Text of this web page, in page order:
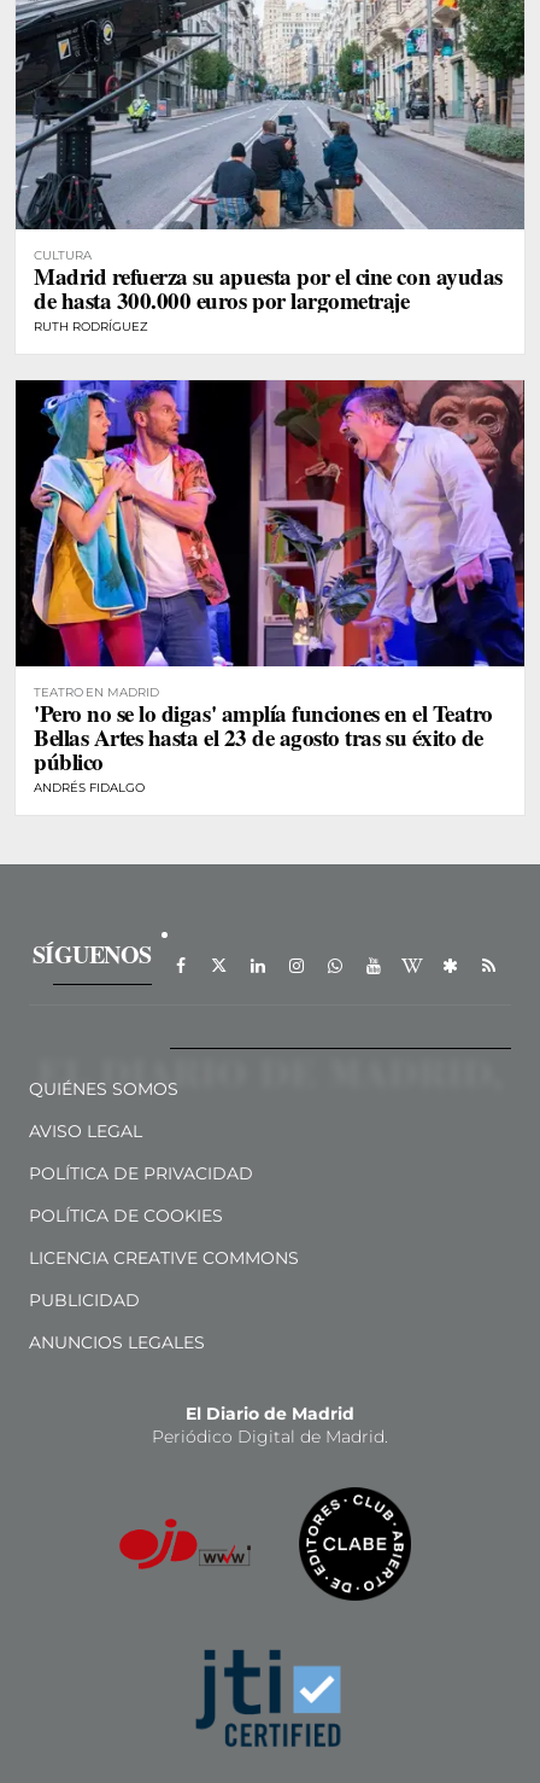
CULTURA
Madrid refuerza su apuesta por el cine con ayudas
de hasta 300.000 euros por largometraje
RUTH RODRÍGUEZ
TEATRO EN MADRID
'Pero no se lo digas' amplía funciones en el Teatro
Bellas Artes hasta el 23 de agosto tras su éxito de
público
ANDRÉS FIDALGO
SÍGUENOS
QUIÉNES SOMOS
AVISO LEGAL
POLÍTICA DE PRIVACIDAD
POLÍTICA DE COOKIES
LICENCIA CREATIVE COMMONS
PUBLICIDAD
ANUNCIOS LEGALES
El Diario de Madrid
Periódico Digital de Madrid.